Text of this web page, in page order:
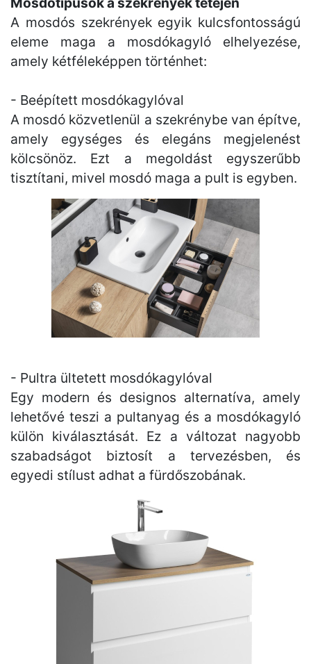
A mosdós szekrények egyik kulcsfontosságú
eleme maga a mosdókagyló elhelyezése,
amely kétféleképpen történhet:
- Beépített mosdókagylóval
A mosdó közvetlenül a szekrénybe van építve,
amely egységes és elegáns megjelenést
kölcsönöz. Ezt a megoldást egyszerűbb
tisztítani, mivel mosdó maga a pult is egyben.
- Pultra ültetett mosdókagylóval
Egy modern és designos alternatíva, amely
lehetővé teszi a pultanyag és a mosdókagyló
külön kiválasztását. Ez a változat nagyobb
szabadságot biztosít a tervezésben, és
egyedi stílust adhat a fürdőszobának.